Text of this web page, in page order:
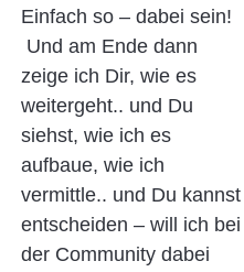
Einfach so – dabei sein!
Und am Ende dann
zeige ich Dir, wie es
weitergeht.. und Du
siehst, wie ich es
aufbaue, wie ich
vermittle.. und Du kannst
entscheiden – will ich bei
der Community dabei